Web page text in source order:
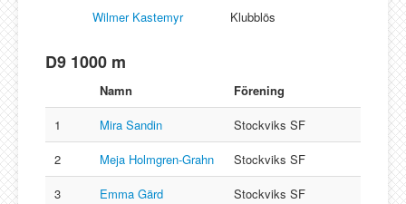
Wilmer Kastemyr
Klubblös
D9 1000 m
Namn
Förening
1
Mira Sandin
Stockviks SF
2
Meja Holmgren-Grahn
Stockviks SF
3
Emma Gärd
Stockviks SF